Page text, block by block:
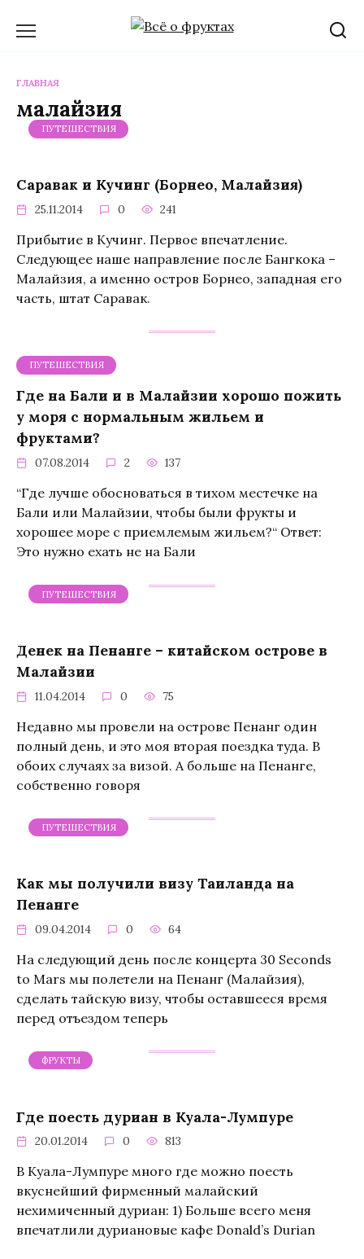
ГЛАВНАЯ
малайзия
ПУТЕШЕСТВИЯ
Саравак и Кучинг (Борнео, Малайзия)
25.11.2014 0 241
Прибытие в Кучинг. Первое впечатление.
Следующее наше направление после Бангкока –
Малайзия, а именно остров Борнео, западная его
часть, штат Саравак.
ПУТЕШЕСТВИЯ
Где на Бали и в Малайзии хорошо пожить
у моря с нормальным жильем и
фруктами?
07.08.2014 2 137
“Где лучше обосноваться в тихом местечке на
Бали или Малайзии, чтобы были фрукты и
хорошее море с приемлемым жильем?“ Ответ:
Это нужно ехать не на Бали
ПУТЕШЕСТВИЯ
Денек на Пенанге – китайском острове в
Малайзии
11.04.2014 0 75
Недавно мы провели на острове Пенанг один
полный день, и это моя вторая поездка туда. В
обоих случаях за визой. А больше на Пенанге,
собственно говоря
ПУТЕШЕСТВИЯ
Как мы получили визу Таиланда на
Пенанге
09.04.2014 0 64
На следующий день после концерта 30 Seconds
to Mars мы полетели на Пенанг (Малайзия),
сделать тайскую визу, чтобы оставшееся время
перед отъездом теперь
ФРУКТЫ
Где поесть дуриан в Куала-Лумпуре
20.01.2014 0 813
В Куала-Лумпуре много где можно поесть
вкуснейший фирменный малайский
нехимиченный дуриан: 1) Больше всего меня
впечатлили дуриановые кафе Donald’s Durian